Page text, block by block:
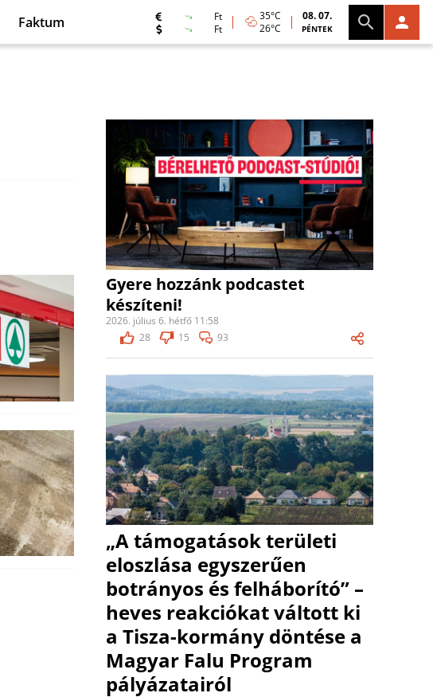
Faktum
Ft
Ft
35°C
26°C
08. 07.
PÉNTEK
Gyere hozzánk podcastet
készíteni!
2026. július 6. hétfő 11:58
28
15 93
„A támogatások területi
eloszlása egyszerűen
botrányos és felháborító” –
heves reakciókat váltott ki
a Tisza-kormány döntése a
Magyar Falu Program
pályázatairól